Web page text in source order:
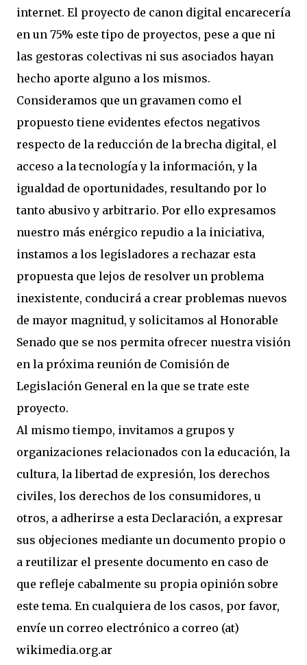
internet. El proyecto de canon digital encarecería
en un 75% este tipo de proyectos, pese a que ni
las gestoras colectivas ni sus asociados hayan
hecho aporte alguno a los mismos.
Consideramos que un gravamen como el
propuesto tiene evidentes efectos negativos
respecto de la reducción de la brecha digital, el
acceso a la tecnología y la información, y la
igualdad de oportunidades, resultando por lo
tanto abusivo y arbitrario. Por ello expresamos
nuestro más enérgico repudio a la iniciativa,
instamos a los legisladores a rechazar esta
propuesta que lejos de resolver un problema
inexistente, conducirá a crear problemas nuevos
de mayor magnitud, y solicitamos al Honorable
Senado que se nos permita ofrecer nuestra visión
en la próxima reunión de Comisión de
Legislación General en la que se trate este
proyecto.
Al mismo tiempo, invitamos a grupos y
organizaciones relacionados con la educación, la
cultura, la libertad de expresión, los derechos
civiles, los derechos de los consumidores, u
otros, a adherirse a esta Declaración, a expresar
sus objeciones mediante un documento propio o
a reutilizar el presente documento en caso de
que refleje cabalmente su propia opinión sobre
este tema. En cualquiera de los casos, por favor,
envíe un correo electrónico a correo (at)
wikimedia.org.ar